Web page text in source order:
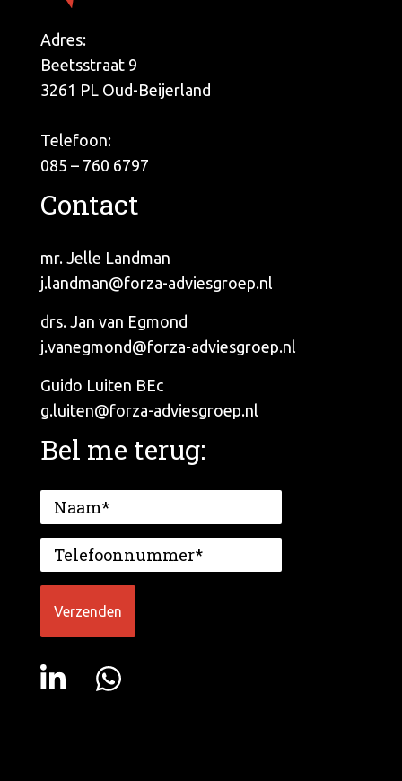
Adres:
Beetsstraat 9
3261 PL Oud-Beijerland
Telefoon:
085 – 760 6797
Contact
mr. Jelle Landman
j.landman@forza-adviesgroep.nl
drs. Jan van Egmond
j.vanegmond@forza-adviesgroep.nl
Guido Luiten BEc
g.luiten@forza-adviesgroep.nl
Bel me terug: